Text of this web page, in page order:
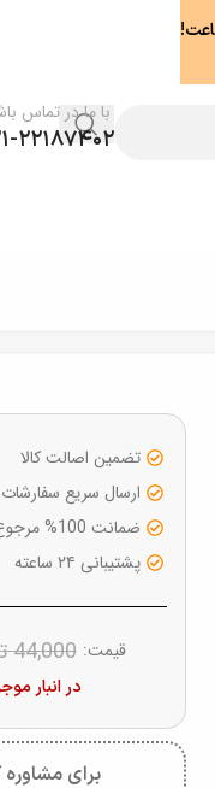
با ما در تماس
۰۲۱-
تضمین اصالت کالا
ارسال سریع سفارشات
ضمانت 100% مرجوع
پشتیبانی ۲۴ ساعته
قیمت: 44,000
در انبار
برای